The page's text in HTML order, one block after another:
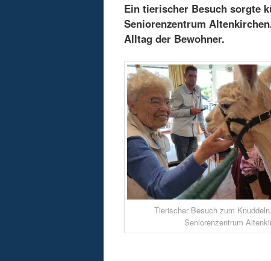
Ein tierischer Besuch sorgte
Seniorenzentrum
Alltag der Bewohner.
Tierischer Besuch zum
Seniorenzentrum